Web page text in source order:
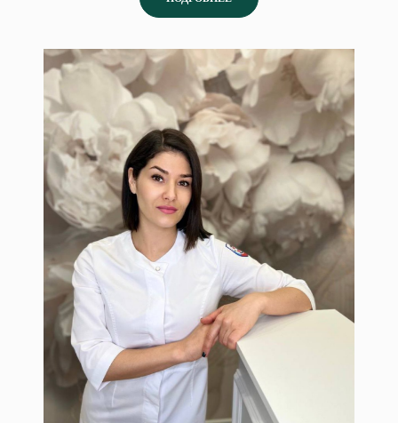
Сокова Фарида
Косметолог с медицинским
образованием. Специалист по
физиотерапевтическим процедурам.
Специалист по массажу лица.